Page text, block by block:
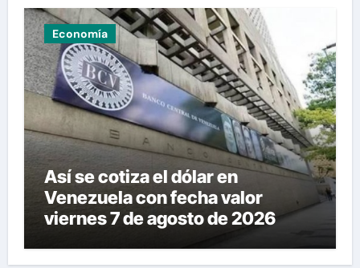
Economía
Así se cotiza el dólar en
Venezuela con fecha valor
viernes 7 de agosto de 2026